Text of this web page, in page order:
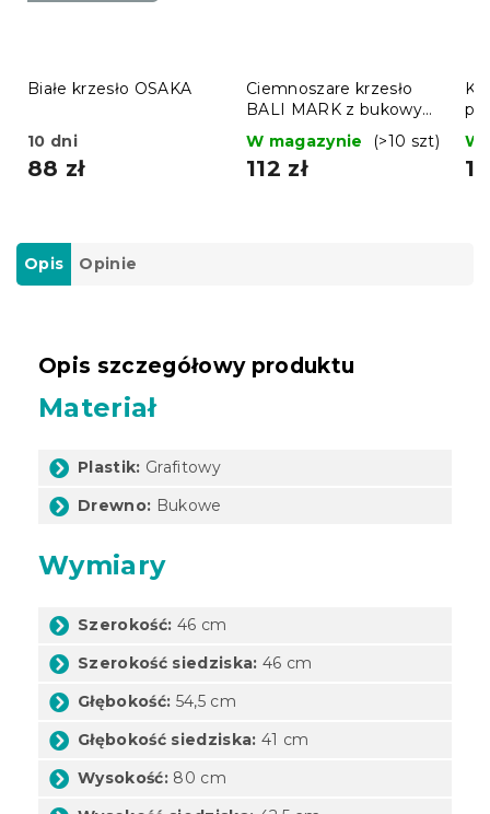
Białe krzesło OSAKA
10 dni
88 zł
Ciemnoszare krzesło
BALI MARK z bukowymi
W magazynie (>10 szt)
112 zł
W
Opis Opinie
Opis szczegółowy produktu
Materiał
Plastik: Grafitowy
Drewno: Bukowe
Wymiary
Szerokość: 46 cm
Szerokość siedziska: 46 cm
Głębokość: 54,5 cm
Głębokość siedziska: 41 cm
Wysokość: 80 cm